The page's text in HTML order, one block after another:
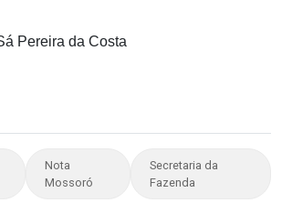
Pereira da Costa
Nota
Mossoró
Secretaria da
Fazenda